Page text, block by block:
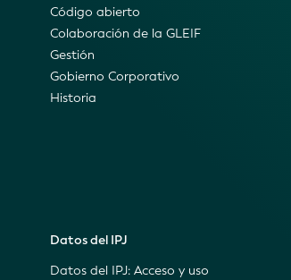
Código abierto
Colaboración de la GLEIF
Gestión
Gobierno Corporativo
Historia
Datos del IPJ
Datos del IPJ: Acceso y uso